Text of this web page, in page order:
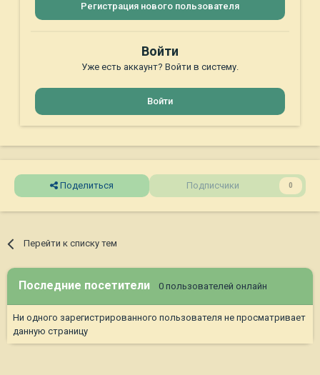
Регистрация нового пользователя
Войти
Уже есть аккаунт? Войти в систему.
Войти
Поделиться Подписчики 0
Перейти к списку тем
Последние посетители 0 пользователей онлайн
Ни одного зарегистрированного пользователя не просматривает
данную страницу